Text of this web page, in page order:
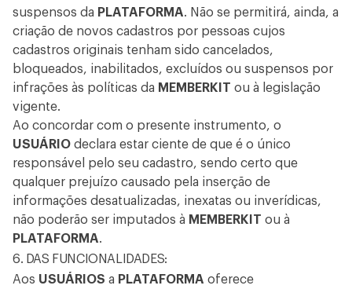
suspensos da PLATAFORMA. Não se permitirá, ainda, a
criação de novos cadastros por pessoas cujos
cadastros originais tenham sido cancelados,
bloqueados, inabilitados, excluídos ou suspensos por
infrações às políticas da MEMBERKIT ou à legislação
vigente.
Ao concordar com o presente instrumento, o
USUÁRIO declara estar ciente de que é o único
responsável pelo seu cadastro, sendo certo que
qualquer prejuízo causado pela inserção de
informações desatualizadas, inexatas ou inverídicas,
não poderão ser imputados à MEMBERKIT ou à
PLATAFORMA.
6. DAS FUNCIONALIDADES:
Aos USUÁRIOS a PLATAFORMA oferece